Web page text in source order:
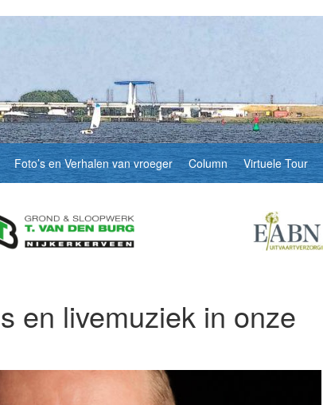
Foto’s en Verhalen van vroeger Column Virtuele Tour
en livemuziek in onze